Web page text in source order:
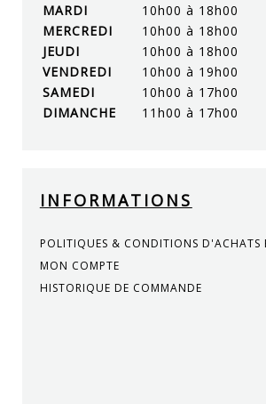
MARDI
10h00 à 18h00
MERCREDI
10h00 à 18h00
JEUDI
10h00 à 18h00
VENDREDI
10h00 à 19h00
SAMEDI
10h00 à 17h00
DIMANCHE
11h00 à 17h00
INFORMATIONS
POLITIQUES & CONDITIONS D'ACHATS
MON COMPTE
HISTORIQUE DE COMMANDE